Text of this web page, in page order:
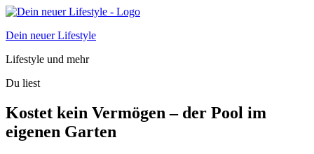
Dein neuer Lifestyle
Lifestyle und mehr
Du liest
Kostet kein Vermögen – der Pool im
eigenen Garten